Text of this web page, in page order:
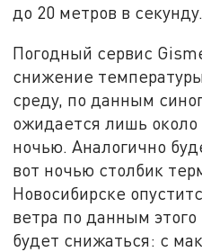
до 20 метров в секунду.
Погодный сервис
снижение
среду, по данным
ожидается лишь около
ночью. Аналогично
вот ночью столбик
Новосибирске
ветра по данным этого
будет снижаться: с